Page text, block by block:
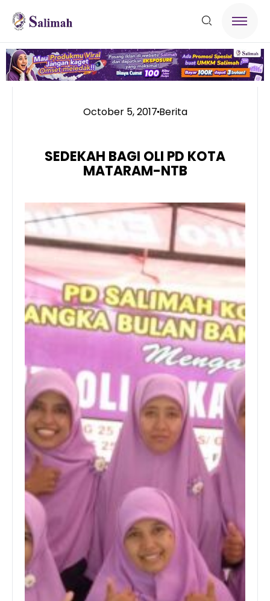
October 5, 2017Berita
SEDEKAH BAGI OLI PD KOTA
MATARAM-NTB